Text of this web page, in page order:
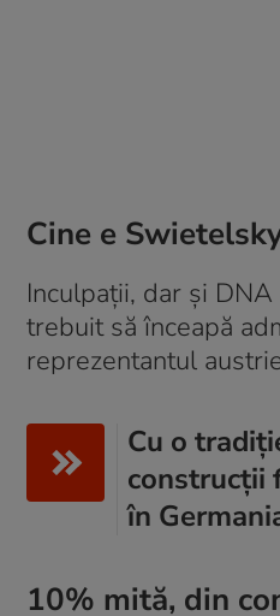
Cine e
Inculpaţii, dar şi
trebuit să înceapă
reprezentantul
Cu o
construcții
în
10% mită, din